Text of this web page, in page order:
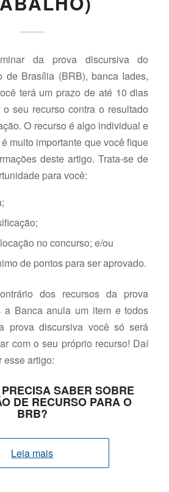
da prova discursiva do
de Brasília (BRB), banca Iades,
terá um prazo de até 10 dias
seu recurso contra o resultado
O recurso é algo individual e
muito importante que você fique
deste artigo. Trata-se de
para você:
no concurso; e/ou
de pontos para ser aprovado.
dos recursos da prova
a Banca anula um item e todos
prova discursiva você só será
com o seu próprio recurso! Daí
esse artigo:
SABER SOBRE
DE RECURSO PARA O
BRB?
Leia mais